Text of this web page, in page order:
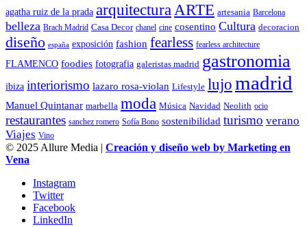
agatha ruiz de la prada arquitectura ARTE artesania Barcelona
belleza Brach Madrid Casa Decor chanel cine cosentino Cultura decoracion
diseño españa exposición fashion fearless fearless architecture
FLAMENCO foodies fotografia galeristas madrid gastronomia
ibiza interiorismo lazaro rosa-violan Lifestyle lujo madrid
Manuel Quintanar marbella moda Música Navidad Neolith ocio
restaurantes sanchez romero Sofía Bono sostenibilidad turismo verano
Viajes Vino
© 2025 Allure Media | Creación y diseño web by Marketing en
Vena
Instagram
Twitter
Facebook
LinkedIn